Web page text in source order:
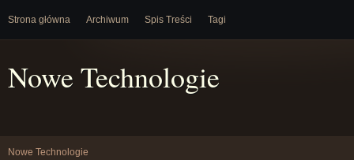
Strona główna Archiwum Spis Treści Tagi
Nowe Technologie
Nowe Technologie